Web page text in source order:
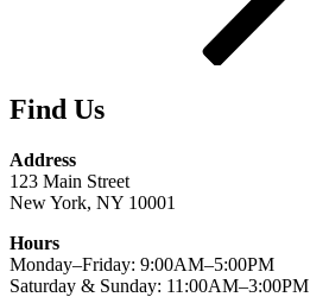
Find Us
Address
123 Main Street
New York, NY 10001
Hours
Monday–Friday: 9:00AM–5:00PM
Saturday & Sunday: 11:00AM–3:00PM